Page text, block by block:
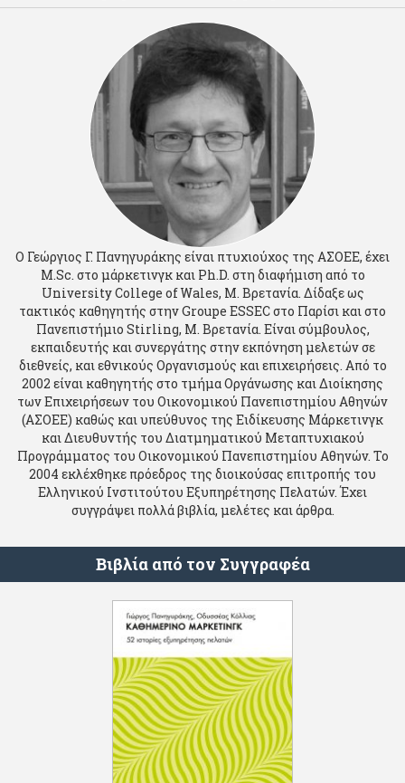
O Γεώργιος Γ. Πανηγυράκης είναι πτυχιούχος της AΣOEE, έχει
M.Sc. στο μάρκετινγκ και Ph.D. στη διαφήμιση από το
University College of Wales, M. Βρετανία. Δίδαξε ως
τακτικός καθηγητής στην Groupe ESSEC στο Παρίσι και στο
Πανεπιστήμιο Stirling, M. Βρετανία. Είναι σύμβουλος,
εκπαιδευτής και συνεργάτης στην εκπόνηση μελετών σε
διεθνείς, και εθνικούς Οργανισμούς και επιχειρήσεις. Από το
2002 είναι καθηγητής στο τμήμα Οργάνωσης και Διοίκησης
των Επιχειρήσεων του Οικονομικού Πανεπιστημίου Αθηνών
(ΑΣΟΕΕ) καθώς και υπεύθυνος της Ειδίκευσης Μάρκετινγκ
και Διευθυντής του Διατμηματικού Μεταπτυχιακού
Προγράμματος του Οικονομικού Πανεπιστημίου Αθηνών. Το
2004 εκλέχθηκε πρόεδρος της διοικούσας επιτροπής του
Ελληνικού Ινστιτούτου Εξυπηρέτησης Πελατών. Έχει
συγγράψει πολλά βιβλία, μελέτες και άρθρα.
Βιβλία από τον Συγγραφέα